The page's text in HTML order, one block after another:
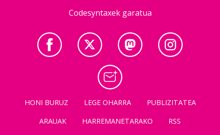
Codesyntaxek garatua
HONI BURUZ LEGE OHARRA
PUBLIZITATEA
ARAUAK
HARREMANETARAKO RSS